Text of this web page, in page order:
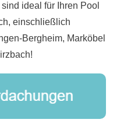
ideal für Ihren Pool
einschließlich
Bergheim, Marköbel